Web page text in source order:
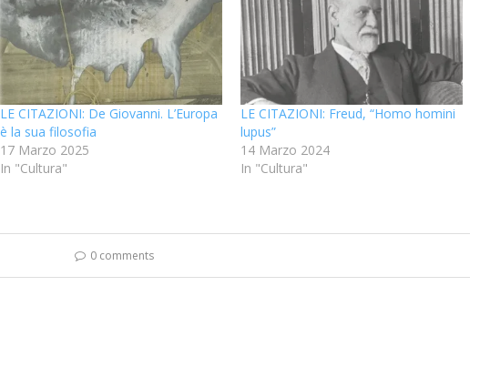
LE CITAZIONI: De Giovanni. L’Europa
è la sua filosofia
17 Marzo 2025
In "Cultura"
LE CITAZIONI: Freud, “Homo homini
lupus”
14 Marzo 2024
In "Cultura"
0 comments
“La Grazia” di Sorrentino
“Il respiro del mare”, personale
Nuova tanker in acciaio inox
Una barca entra nel Fiordo di
“Un’Ape tra le pagine”, prestito
“La Grazia” di Sorrentino